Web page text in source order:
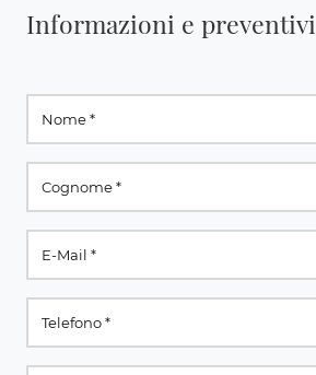
Informazioni e preventivi